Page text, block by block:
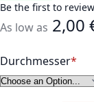
Be the first to
As low as 2,00
Durchmesser